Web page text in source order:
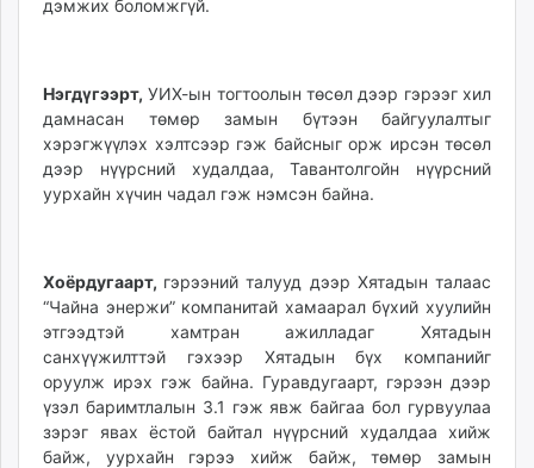
дэмжих боломжгүй.
Нэгдүгээрт, УИХ-ын тогтоолын төсөл дээр гэрээг хил
дамнасан төмөр замын бүтээн байгуулалтыг
хэрэгжүүлэх хэлтсээр гэж байсныг орж ирсэн төсөл
дээр нүүрсний худалдаа, Тавантолгойн нүүрсний
уурхайн хүчин чадал гэж нэмсэн байна.
Хоёрдугаарт, гэрээний талууд дээр Хятадын талаас
“Чайна энержи” компанитай хамаарал бүхий хуулийн
этгээдтэй хамтран ажилладаг Хятадын
санхүүжилттэй гэхээр Хятадын бүх компанийг
оруулж ирэх гэж байна. Гуравдугаарт, гэрээн дээр
үзэл баримтлалын 3.1 гэж явж байгаа бол гурвуулаа
зэрэг явах ёстой байтал нүүрсний худалдаа хийж
байж, уурхайн гэрээ хийж байж, төмөр замын